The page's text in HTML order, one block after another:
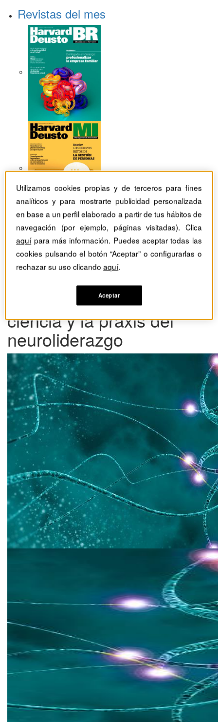
Revistas del mes
Revistas Harvard Deusto
Habilidades directivas
'Quiet Leadership'. La ciencia y la praxis del
neuroliderazgo
'Quiet Leadership'. La
ciencia y la praxis del
neuroliderazgo
Utilizamos cookies propias y de terceros para fines
analíticos y para mostrarte publicidad personalizada
en base a un perfil elaborado a partir de tus hábitos de
navegación (por ejemplo, páginas visitadas). Clica
aquípara más información. Puedes aceptar todas las
cookies pulsando el botón “Aceptar” o configurarlas o
rechazar su uso clicandoaquí.
Aceptar